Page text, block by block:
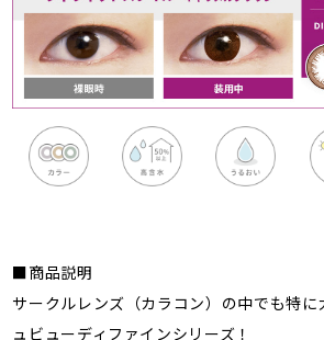
■商品説明
サークルレンズ（カラコン）の中でも特
ュビューディファインシリーズ！